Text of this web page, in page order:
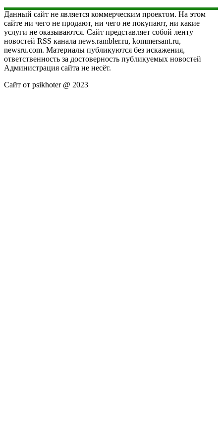
Данный сайт не является коммерческим проектом. На этом
сайте ни чего не продают, ни чего не покупают, ни какие
услуги не оказываются. Сайт представляет собой ленту
новостей RSS канала news.rambler.ru, kommersant.ru,
newsru.com. Материалы публикуются без искажения,
ответственность за достоверность публикуемых новостей
Администрация сайта не несёт.
Сайт от psikhoter @ 2023